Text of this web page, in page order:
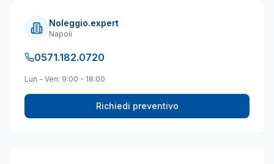
Noleggio.expert
Napoli
0571.182.0720
Lun - Ven: 9:00 - 18:00
Richiedi preventivo